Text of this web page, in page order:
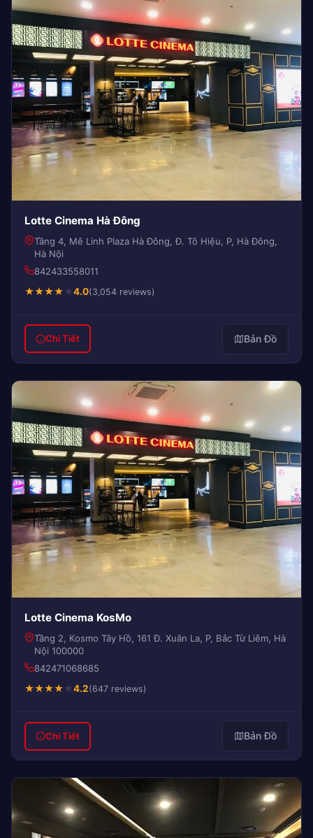
Lotte Cinema Hà Đông
Tầng 4, Mê Linh Plaza Hà Đông, Đ. Tô Hiệu, P, Hà Đông,
Hà Nội
842433558011
★★★★★4.0(3,054 reviews)
Chi Tiết Bản Đồ
Lotte Cinema KosMo
Tầng 2, Kosmo Tây Hồ, 161 Đ. Xuân La, P, Bắc Từ Liêm, Hà
Nội 100000
842471068685
★★★★★4.2(647 reviews)
Chi Tiết Bản Đồ